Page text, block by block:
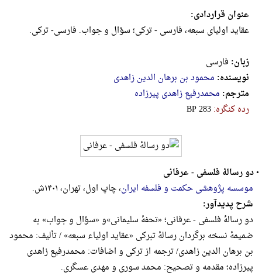
عنوان قراردادی:
عقاید اولیای سبعه، فارسی - ترکی؛ سؤال و جواب. فارسی- ترکی.
زبان: فارسی
نویسنده: محمود بن برهان الدین زاهدی
مترجم: محمدرفیع زاهدی پیرزاده
رده کنگره:‎B‎P‎ ‎2‎8‎3
•دو رسالۀ فلسفی - عرفانی
موسسه پژوهشی حکمت‌ و فلسفه‌ ایران‌، چاپ اول، تهران، ۱۴۰۱ش.
شرح پدیدآور:
دو رسالۀ فلسفی - عرفانی؛ «تحفۀ سلیمانی»‌و «سؤال و جواب» به
ضمیمۀ نسخه برگردان رسالۀ تبرکی «عقاید اولیاء سبعه» / تألیف: محمود
بن برهان الدین زاهدی/ ترجمه از ترکی و اضافات: محمدرفیع زاهدی
پیرزاده؛ مقدمه و تصحیح: محمد سوری و مهدی عسگری.